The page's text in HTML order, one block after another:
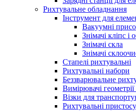
Рихтувальне обладнання
Інструмент для
Вакуумні
Знімачі кліпс і
Знімачі скла
Знімачі
Стапелі рихтувальні
Рихтувальні набори
Беззварювальне
Вимірювачі геометрії
Візки для
Рихтувальні